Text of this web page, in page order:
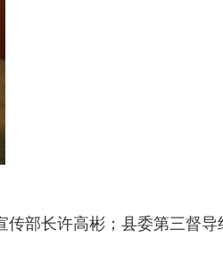
部长许高彬；县委第三督导